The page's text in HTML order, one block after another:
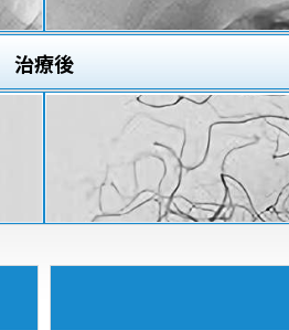
治療後